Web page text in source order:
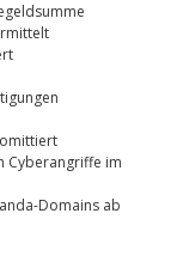
Cyberangriffe im
Domains ab